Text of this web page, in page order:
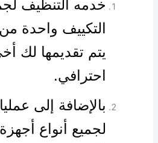
خدمه التنظيف
التكييف واحدة
يتم تقديمها لك
احترافي.
بالإضافة إلى
لجميع أنواع